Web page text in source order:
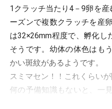
1クラッチ当たり4－9卵を
ーズンで複数クラッチを産
は32×26mm程度で、孵化し
そうです。幼体の体色はも
かい斑紋があるようです。
スミマセン！！これくらい
何の予備知識もないと、一